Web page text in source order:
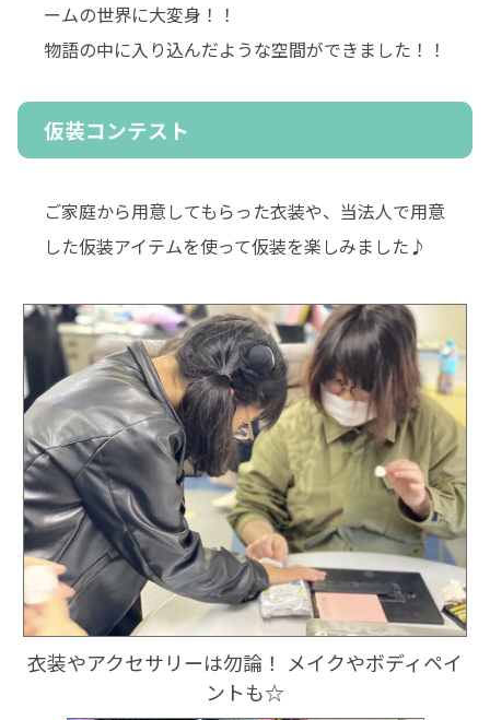
ームの世界に大変身！！
物語の中に入り込んだような空間ができました！！
仮装コンテスト
ご家庭から用意してもらった衣装や、当法人で用意
した仮装アイテムを使って仮装を楽しみました♪
衣装やアクセサリーは勿論！ メイクやボディペイ
ントも☆